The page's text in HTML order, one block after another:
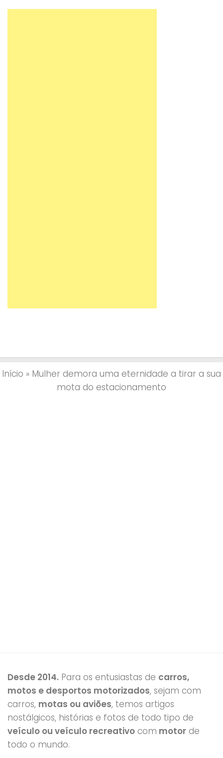
Haja persistência! 😀
Início » Mulher demora uma eternidade a tirar a sua
mota do estacionamento
Desde 2014. Para os entusiastas de carros,
motos e desportos motorizados, sejam com
carros, motas ou aviões, temos artigos
nostálgicos, histórias e fotos de todo tipo de
veículo ou veículo recreativo com motor de
todo o mundo.